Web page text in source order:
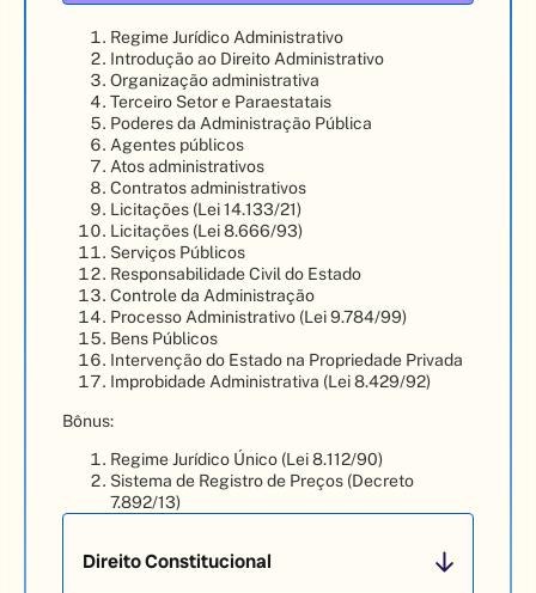
Regime Jurídico Administrativo
Introdução ao Direito Administrativo
Organização administrativa
Terceiro Setor e Paraestatais
Poderes da Administração Pública
Agentes públicos
Atos administrativos
Contratos administrativos
Licitações (Lei 14.133/21)
Licitações (Lei 8.666/93)
Serviços Públicos
Responsabilidade Civil do Estado
Controle da Administração
Processo Administrativo (Lei 9.784/99)
Bens Públicos
Intervenção do Estado na Propriedade Privada
Improbidade Administrativa (Lei 8.429/92)
Bônus:
Regime Jurídico Único (Lei 8.112/90)
Sistema de Registro de Preços (Decreto
7.892/13)
Direito Constitucional